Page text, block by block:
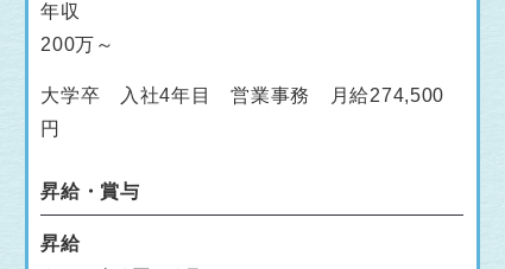
年収
200万～
大学卒 入社4年目 営業事務 月給274,500
円
昇給・賞与
昇給